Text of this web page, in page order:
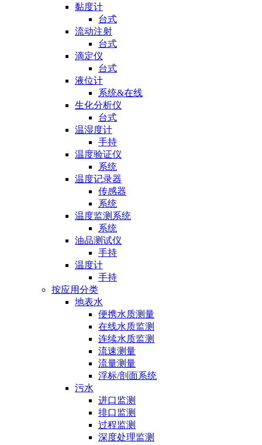
黏度计
台式
流动注射
台式
滴定仪
台式
液位计
系统&在线
生化分析仪
台式
温湿度计
手持
温度验证仪
系统
温度记录器
传感器
系统
温度监测系统
系统
油品测试仪
手持
温度计
手持
按应用分类
地表水
便携水质测量
在线水质监测
连续水质监测
流速测量
流量测量
浮标/剖面系统
污水
进口监测
排口监测
过程监测
深度处理监测